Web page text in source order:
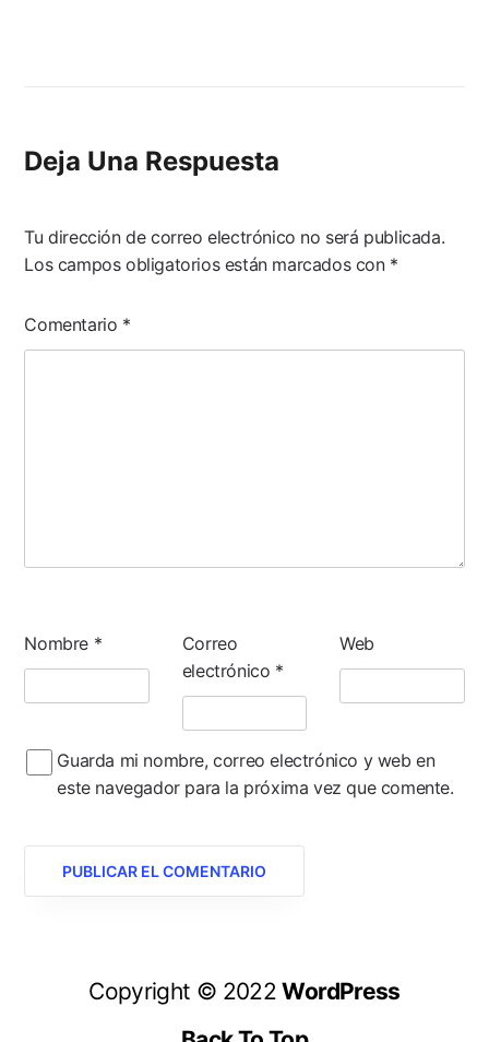
Deja Una Respuesta
Tu dirección de correo electrónico no será publicada.
Los campos obligatorios están marcados con *
Comentario *
Nombre *
Correo
electrónico *
Web
Guarda mi nombre, correo electrónico y web en
este navegador para la próxima vez que comente.
Copyright © 2022WordPress